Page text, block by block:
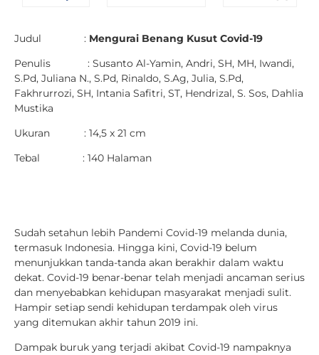
Judul : Mengurai Benang Kusut Covid-19
Penulis : Susanto Al-Yamin, Andri, SH, MH, Iwandi,
S.Pd, Juliana N., S.Pd, Rinaldo, S.Ag, Julia, S.Pd,
Fakhrurrozi, SH, Intania Safitri, ST, Hendrizal, S. Sos, Dahlia
Mustika
Ukuran : 14,5 x 21 cm
Tebal : 140 Halaman
Sudah setahun lebih Pandemi Covid-19 melanda dunia,
termasuk Indonesia. Hingga kini, Covid-19 belum
menunjukkan tanda-tanda akan berakhir dalam waktu
dekat. Covid-19 benar-benar telah menjadi ancaman serius
dan menyebabkan kehidupan masyarakat menjadi sulit.
Hampir setiap sendi kehidupan terdampak oleh virus
yang ditemukan akhir tahun 2019 ini.
Dampak buruk yang terjadi akibat Covid-19 nampaknya